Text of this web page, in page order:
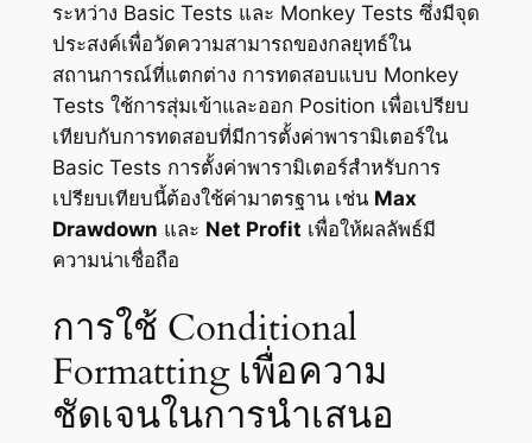
ระหว่าง Basic Tests และ Monkey Tests ซึ่งมีจุด
ประสงค์เพื่อวัดความสามารถของกลยุทธ์ใน
สถานการณ์ที่แตกต่าง การทดสอบแบบ Monkey
Tests ใช้การสุ่มเข้าและออก Position เพื่อเปรียบ
เทียบกับการทดสอบที่มีการตั้งค่าพารามิเตอร์ใน
Basic Tests การตั้งค่าพารามิเตอร์สำหรับการ
เปรียบเทียบนี้ต้องใช้ค่ามาตรฐาน เช่น Max
Drawdown และ Net Profit เพื่อให้ผลลัพธ์มี
ความน่าเชื่อถือ
การใช้ Conditional
Formatting เพื่อความ
ชัดเจนในการนำเสนอ